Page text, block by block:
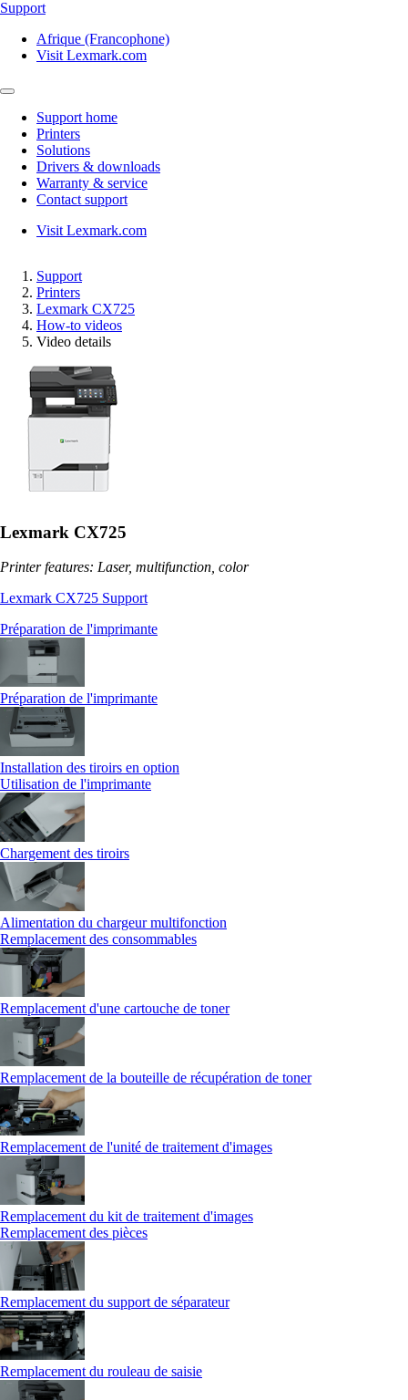
Support
Afrique (Francophone)
Visit Lexmark.com
Support home
Printers
Solutions
Drivers & downloads
Warranty & service
Contact support
Visit Lexmark.com
Support
Printers
Lexmark CX725
How-to videos
Video details
Lexmark CX725
Printer features: Laser, multifunction, color
Lexmark CX725 Support
Préparation de l'imprimante
Préparation de l'imprimante
Installation des tiroirs en option
Utilisation de l'imprimante
Chargement des tiroirs
Alimentation du chargeur multifonction
Remplacement des consommables
Remplacement d'une cartouche de toner
Remplacement de la bouteille de récupération de toner
Remplacement de l'unité de traitement d'images
Remplacement du kit de traitement d'images
Remplacement des pièces
Remplacement du support de séparateur
Remplacement du rouleau de saisie